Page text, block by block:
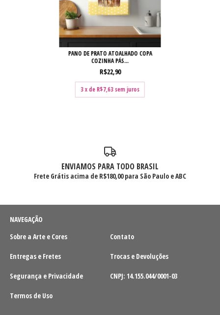
PANO DE PRATO ATOALHADO COPA
COZINHA PÁS...
R$22,90
3x deR$7,63sem juros
ENVIAMOS PARA TODO BRASIL
Frete Grátis acima de R$180,00 para São Paulo e ABC
NAVEGAÇÃO
Sobre a Arte e Cores
Contato
Entregas e Fretes Trocas e Devoluções
Segurança e Privacidade CNPJ: 14.155.044/0001-03
Termos de Uso